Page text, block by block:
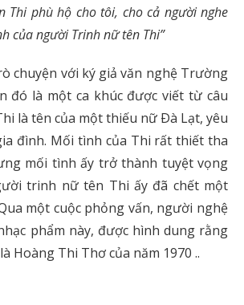
Thi phù hộ cho tôi, cho cả người nghe
của người Trinh nữ tên Thi”
chuyện với ký giả văn nghệ Trường
đó là một ca khúc được viết từ câu
là tên của một thiếu nữ Ðà Lạt, yêu
đình. Mối tình của Thi rất thiết tha
mối tình ấy trở thành tuyệt vọng
trinh nữ tên Thi ấy đã chết một
một cuộc phỏng vấn, người nghệ
phẩm này, được hình dung rằng
Hoàng Thi Thơ của năm 1970 ..